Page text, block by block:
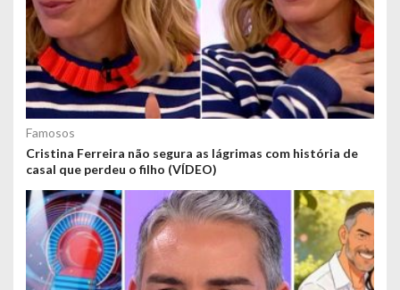
Famosos
Cristina Ferreira não segura as lágrimas com história de
casal que perdeu o filho (VÍDEO)